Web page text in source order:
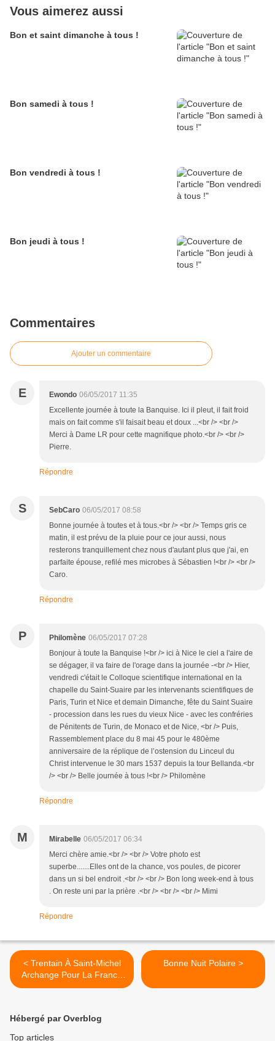
Vous aimerez aussi
Bon et saint dimanche à tous !
Bon samedi à tous !
Bon vendredi à tous !
Bon jeudi à tous !
Commentaires
Ajouter un commentaire
E Ewondo 06/05/2017 11:35
Excellente journée à toute la Banquise. Ici il pleut, il fait froid
mais on fait comme s'il faisait beau et doux ...<br /> <br />
Merci à Dame LR pour cette magnifique photo.<br /> <br />
Pierre.
Répondre
S SebCaro 06/05/2017 08:58
Bonne journée à toutes et à tous.<br /> <br /> Temps gris ce
matin, il est prévu de la pluie pour ce jour aussi, nous
resterons tranquillement chez nous d'autant plus que j'ai, en
parfaite épouse, refilé mes microbes à Sébastien !<br /> <br />
Caro.
Répondre
P Philomène 06/05/2017 07:28
Bonjour à toute la Banquise !<br /> ici à Nice le ciel a l'aire de
se dégager, il va faire de l'orage dans la journée -<br /> Hier,
vendredi c'était le Colloque scientifique international en la
chapelle du Saint-Suaire par les intervenants scientifiques de
Paris, Turin et Nice et demain Dimanche, fête du Saint Suaire
- procession dans les rues du vieux Nice - avec les confréries
de Pénitents de Turin, de Monaco et de Nice, <br /> Puis,
Rassemblement place du 8 mai 45 pour le 480ème
anniversaire de la réplique de l’ostension du Linceul du
Christ intervenue le 30 mars 1537 depuis la tour Bellanda.<br
/> <br /> Belle journée à tous !<br /> Philomène
Répondre
M Mirabelle 06/05/2017 06:34
Merci chère amie.<br /> <br /> Votre photo est
superbe.......Elles ont de la chance, vos poules, de picorer
dans un si bel endroit .<br /> <br /> Bon long week-end à tous
. On reste uni par la prière .<br /> <br /> <br /> Mimi
Répondre
< Trentain À Saint-Michel
Archange Pour La France
Du 8 Avril Au 8 Mai (Fête
Bonne Nuit Polaire >
Hébergé par Overblog
Top articles